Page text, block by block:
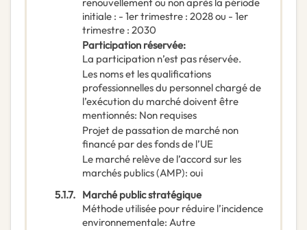
initiale : - 1er trimestre : 2028 ou - 1er
trimestre : 2030
Participation réservée:
La participation n’est pas réservée.
Les noms et les qualifications
professionnelles du personnel chargé de
l’exécution du marché doivent être
mentionnés: Non requises
Projet de passation de marché non
financé par des fonds de l’UE
Le marché relève de l’accord sur les
marchés publics (AMP): oui
5.1.7. Marché public stratégique
Méthode utilisée pour réduire l’incidence
environnementale: Autre